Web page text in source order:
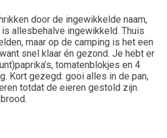
door de ingewikkelde naam,
allesbehalve ingewikkeld. Thuis
maar op de camping is het een
snel klaar én gezond. Je hebt er
tomatenblokjes en 4
Kort gezegd: gooi alles in de pan,
totdat de eieren gestold zijn.